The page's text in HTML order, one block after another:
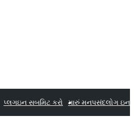
પ્લગઇન સબમિટ કરો મારું મનપસંદલોગ ઇન